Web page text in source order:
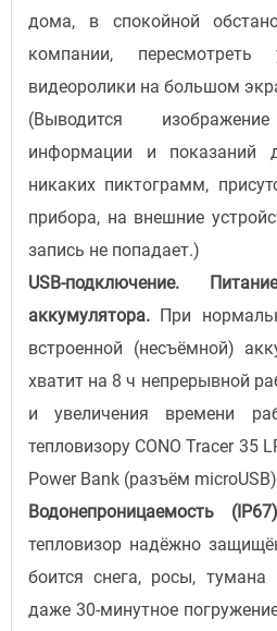
дома, в спокойной
компании,
видеоролики на большом
(Выводится
информации и показаний
никаких пиктограмм,
прибора, на внешние
запись не попадает.)
USB-подключение.
аккумулятора. При
встроенной (несъёмной)
хватит на 8 ч непрерывной
и увеличения времени
тепловизору CONO Tracer 35
Power Bank (разъём
Водонепроницаемость
тепловизор надёжно
боится снега, росы,
даже 30-минутное